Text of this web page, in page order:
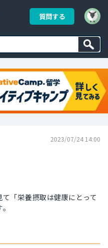
質問する
2023/07/24 14:00
「栄養摂取は健康にとって